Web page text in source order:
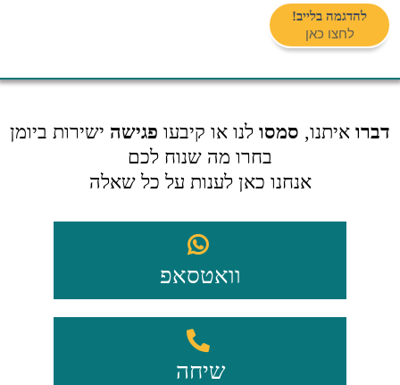
!להדגמה בלייב
לחצו כאן
דברו איתנו, סמסו לנו או קיבעו פגישה ישירות ביומן
בחרו מה שנוח לכם
אנחנו כאן לענות על כל שאלה
וואטסאפ
שיחה